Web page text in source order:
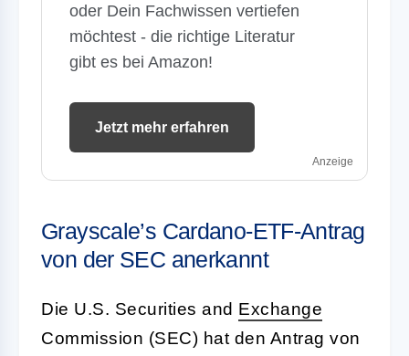
oder Dein Fachwissen vertiefen
möchtest - die richtige Literatur
gibt es bei Amazon!
Jetzt mehr erfahren
Anzeige
Grayscale’s Cardano-ETF-Antrag
von der SEC anerkannt
Die U.S. Securities and Exchange
Commission (SEC) hat den Antrag von